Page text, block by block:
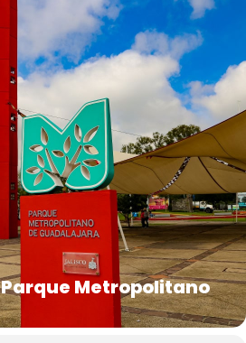
Parque Metropolitano